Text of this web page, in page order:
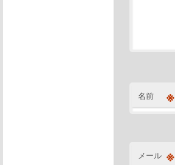
名前 ※
メール ※